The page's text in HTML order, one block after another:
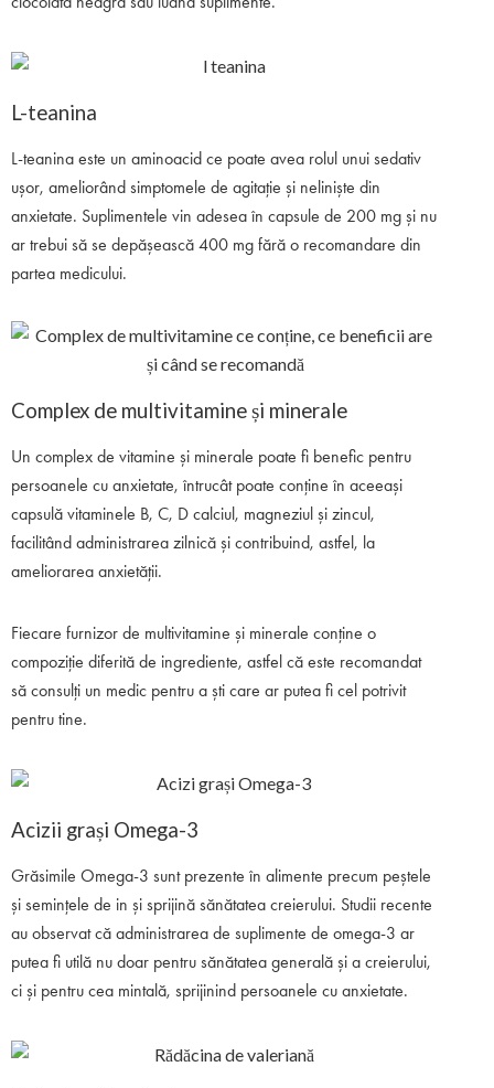
L-teanina
L-teanina este un aminoacid ce poate avea rolul unui sedativ
ușor, ameliorând simptomele de agitație și neliniște din
anxietate. Suplimentele vin adesea în capsule de 200 mg și nu
ar trebui să se depășească 400 mg fără o recomandare din
partea medicului.
Complex de multivitamine și minerale
Un complex de vitamine și minerale poate fi benefic pentru
persoanele cu anxietate, întrucât poate conține în aceeași
capsulă vitaminele B, C, D calciul, magneziul și zincul,
facilitând administrarea zilnică și contribuind, astfel, la
ameliorarea anxietății.
Fiecare furnizor de multivitamine și minerale conține o
compoziție diferită de ingrediente, astfel că este recomandat
să consulți un medic pentru a ști care ar putea fi cel potrivit
pentru tine.
Acizii grași Omega-3
Grăsimile Omega-3 sunt prezente în alimente precum peștele
și semințele de in și sprijină sănătatea creierului. Studii recente
au observat că administrarea de suplimente de omega-3 ar
putea fi utilă nu doar pentru sănătatea generală și a creierului,
ci și pentru cea mintală, sprijinind persoanele cu anxietate.